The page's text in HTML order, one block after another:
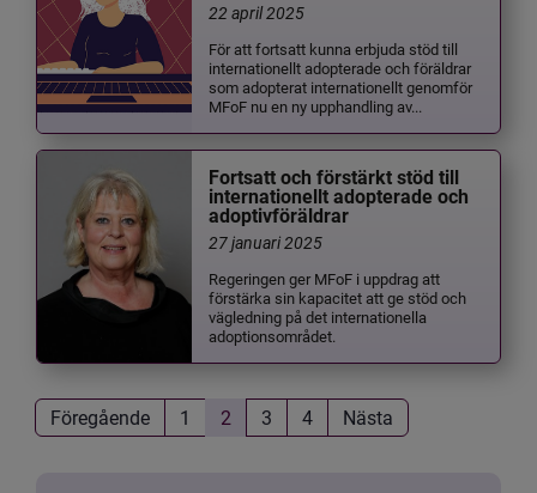
22 april 2025
För att fortsatt kunna erbjuda stöd till
internationellt adopterade och föräldrar
som adopterat internationellt genomför
MFoF nu en ny upphandling av...
Fortsatt och förstärkt stöd till
internationellt adopterade och
adoptivföräldrar
27 januari 2025
Regeringen ger MFoF i uppdrag att
förstärka sin kapacitet att ge stöd och
vägledning på det internationella
adoptionsområdet.
Föregående 1 2 3 4 Nästa